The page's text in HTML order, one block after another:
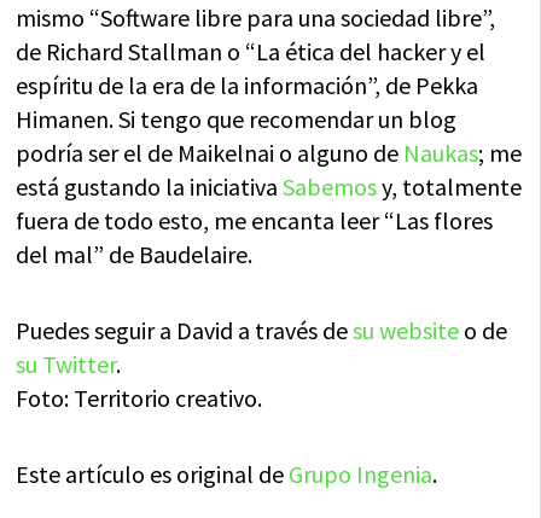
mismo “Software libre para una sociedad libre”,
de Richard Stallman o “La ética del hacker y el
espíritu de la era de la información”, de Pekka
Himanen. Si tengo que recomendar un blog
podría ser el de Maikelnai o alguno de Naukas; me
está gustando la iniciativaSabemosy, totalmente
fuera de todo esto, me encanta leer “Las flores
del mal” de Baudelaire.
Puedes seguir a David a través desu website o de
su Twitter.
Foto: Territorio creativo.
Este artículo es original de Grupo Ingenia.